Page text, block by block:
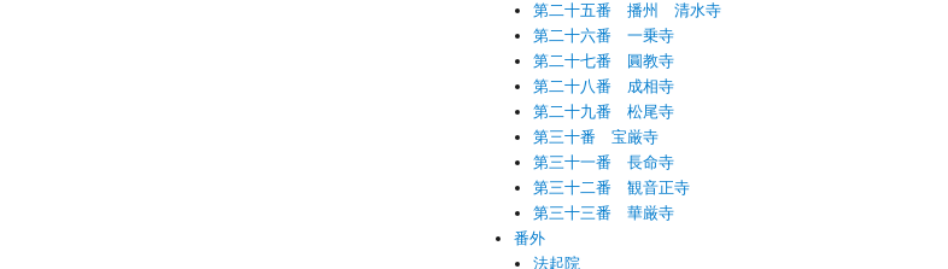
第二十五番 播州 清水寺
第二十六番 一乗寺
第二十七番 圓教寺
第二十八番 成相寺
第二十九番 松尾寺
第三十番 宝厳寺
第三十一番 長命寺
第三十二番 観音正寺
第三十三番 華厳寺
番外
法起院